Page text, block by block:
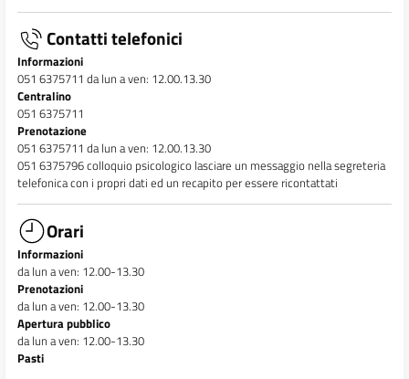
Contatti telefonici
Informazioni
051 6375711 da lun a ven: 12.00.13.30
Centralino
051 6375711
Prenotazione
051 6375711 da lun a ven: 12.00.13.30
051 6375796 colloquio psicologico lasciare un messaggio nella segreteria
telefonica con i propri dati ed un recapito per essere ricontattati
Orari
Informazioni
da lun a ven: 12.00-13.30
Prenotazioni
da lun a ven: 12.00-13.30
Apertura pubblico
da lun a ven: 12.00-13.30
Pasti